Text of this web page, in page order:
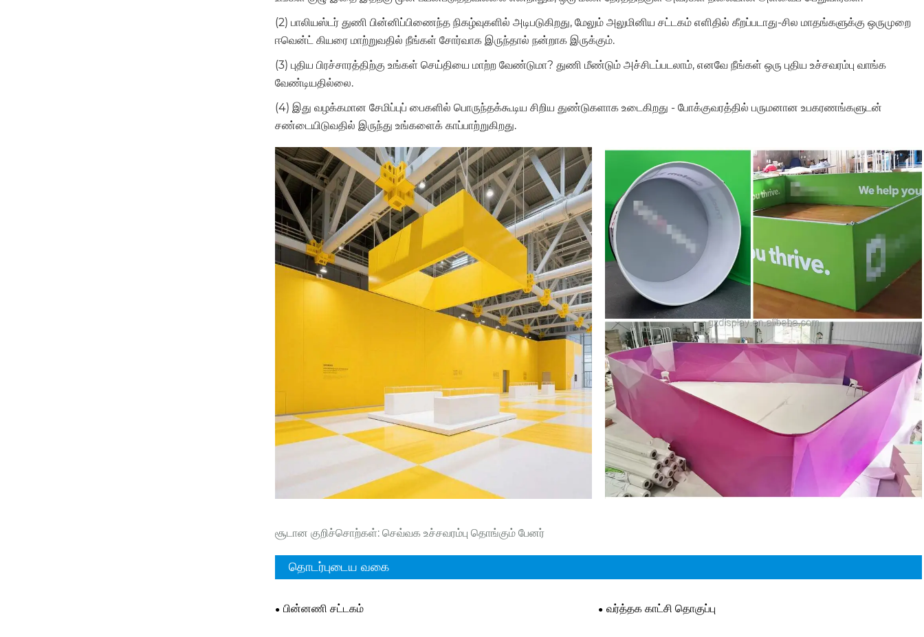
(2) பாலியஸ்டர் துணி பின்னிப்பிணைந்த நிகழ்வுகளில் அடிபடுகிறது, மேலும் அலுமினிய சட்டகம் எளிதில் கீறப்படாது-சில மாதங்களுக்கு ஒருமுறை
ஈவென்ட் கியரை மாற்றுவதில் நீங்கள் சோர்வாக இருந்தால் நன்றாக இருக்கும்.
(3) புதிய பிரச்சாரத்திற்கு உங்கள் செய்தியை மாற்ற வேண்டுமா? துணி மீண்டும் அச்சிடப்படலாம், எனவே நீங்கள் ஒரு புதிய உச்சவரம்பு வாங்க
வேண்டியதில்லை.
(4) இது வழக்கமான சேமிப்புப் பைகளில் பொருந்தக்கூடிய சிறிய துண்டுகளாக உடைகிறது - போக்குவரத்தில் பருமனான உபகரணங்களுடன்
சண்டையிடுவதில் இருந்து உங்களைக் காப்பாற்றுகிறது.
சூடான குறிச்சொற்கள்: செவ்வக உச்சவரம்பு தொங்கும் பேனர்
தொடர்புடைய வகை
பின்னணி சட்டகம் வர்த்தக காட்சி தொகுப்பு